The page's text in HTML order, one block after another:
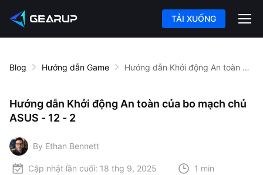
TẢI XUỐNG
Blog Hướng dẫn Game Hướng dẫn Khởi động An toàn của bo mạch chủ ASUS - 12 - 2
Hướng dẫn Khởi động An toàn của bo mạch chủ
ASUS - 12 - 2
By Ethan Bennett
Cập nhật lần cuối: 18 thg 9, 2025 1 min